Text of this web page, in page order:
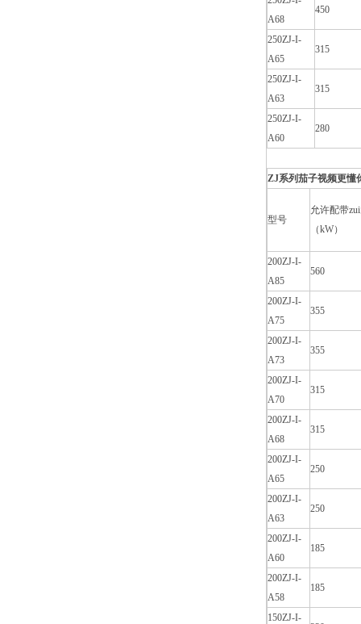
A68
450
250ZJ-I-
A65
315
250ZJ-I-
A63
315
250ZJ-I-
A60
280
ZJ系列茄子视频更懂
型号
允许配带
（kW）
200ZJ-I-
A85
560
200ZJ-I-
A75
355
200ZJ-I-
A73
355
200ZJ-I-
A70
315
200ZJ-I-
A68
315
200ZJ-I-
A65
250
200ZJ-I-
A63
250
200ZJ-I-
A60
185
200ZJ-I-
A58
185
150ZJ-I-